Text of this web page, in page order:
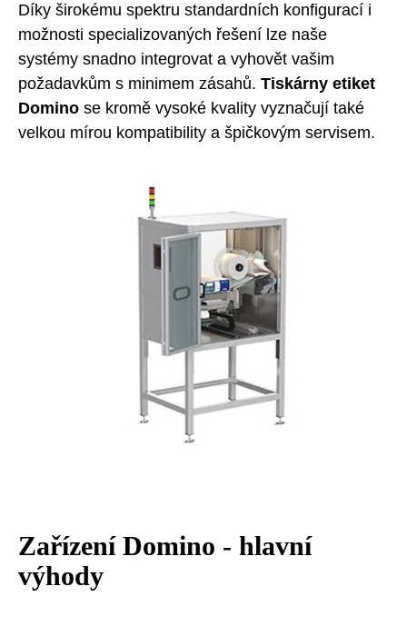
Díky širokému spektru standardních konfigurací i
možnosti specializovaných řešení lze naše
systémy snadno integrovat a vyhovět vašim
požadavkům s minimem zásahů. Tiskárny etiket
Domino se kromě vysoké kvality vyznačují také
velkou mírou kompatibility a špičkovým servisem.
Zařízení Domino - hlavní
výhody